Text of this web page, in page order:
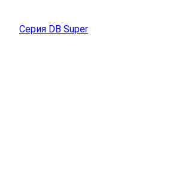
Серия DB Super